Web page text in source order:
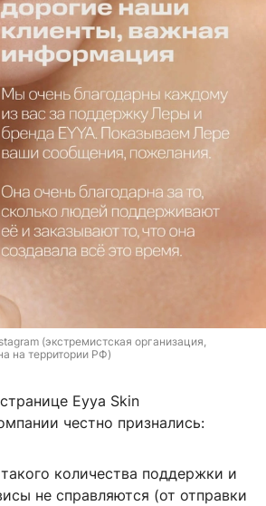
(экстремистская организация,
на территории РФ)
Eyya Skin
честно признались:
количества поддержки и
не справляются (от отправки